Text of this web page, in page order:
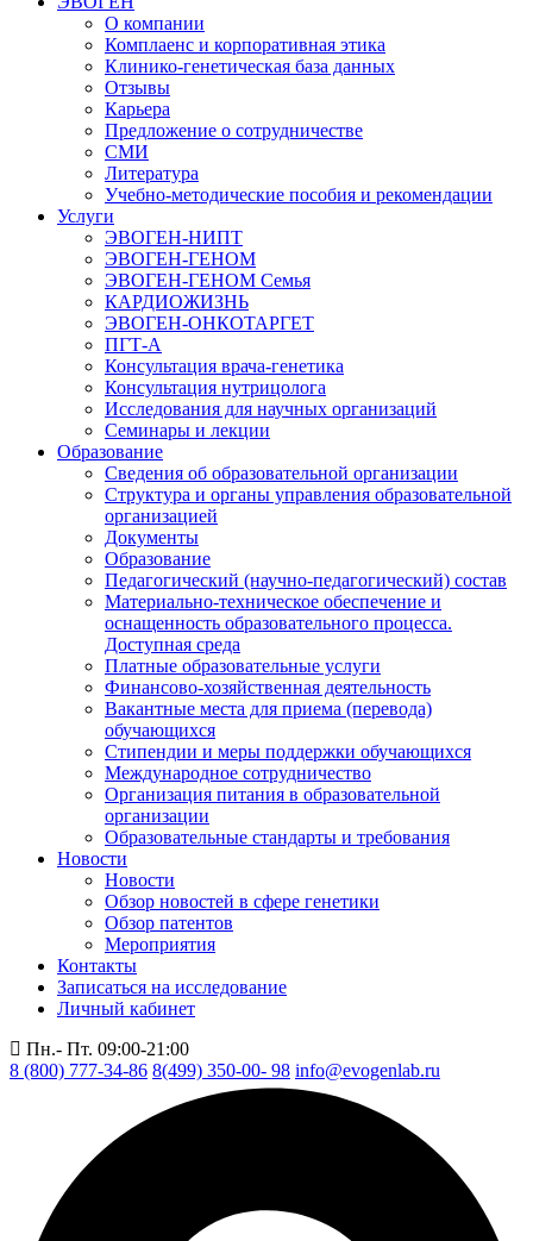
О компании
Комплаенс и корпоративная этика
Клинико-генетическая база данных
Отзывы
Карьера
Предложение о сотрудничестве
СМИ
Литература
Учебно-методические пособия и рекомендации
Услуги
ЭВОГЕН-НИПТ
ЭВОГЕН-ГЕНОМ
ЭВОГЕН-ГЕНОМ Семья
КАРДИОЖИЗНЬ
ЭВОГЕН-ОНКОТАРГЕТ
ПГТ-А
Консультация врача-генетика
Консультация нутрицолога
Исследования для научных организаций
Семинары и лекции
Образование
Сведения об образовательной организации
Структура и органы управления образовательной
организацией
Документы
Образование
Педагогический (научно-педагогический) состав
Материально-техническое обеспечение и
оснащенность образовательного процесса.
Доступная среда
Платные образовательные услуги
Финансово-хозяйственная деятельность
Вакантные места для приема (перевода)
обучающихся
Стипендии и меры поддержки обучающихся
Международное сотрудничество
Организация питания в образовательной
организации
Образовательные стандарты и требования
Новости
Новости
Обзор новостей в сфере генетики
Обзор патентов
Мероприятия
Контакты
Записаться на исследование
Личный кабинет
Пн.- Пт. 09:00-21:00
8 (800) 777-34-86 8(499) 350-00- 98 info@evogenlab.ru